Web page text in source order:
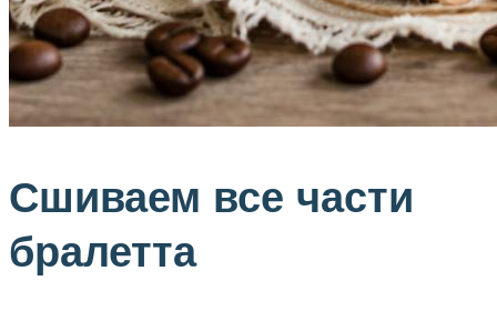
Сшиваем все части
бралетта